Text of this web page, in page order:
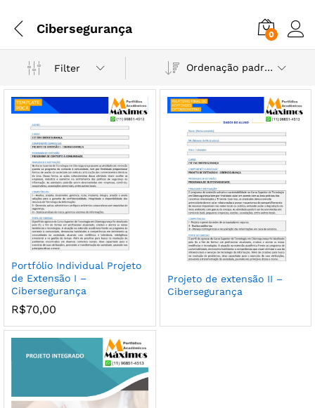
Cibersegurança 0
Filter Ordenação padrão
Portfólio Individual Projeto
de Extensão I –
Cibersegurança
R$70,00
Projeto de extensão II –
Cibersegurança